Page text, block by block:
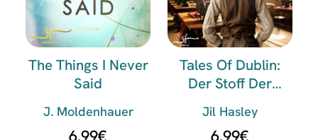
The Things I Never
Said
J. Moldenhauer
6.99€
Tales Of Dublin:
Der Stoff Der
Jil Hasley
6.99€